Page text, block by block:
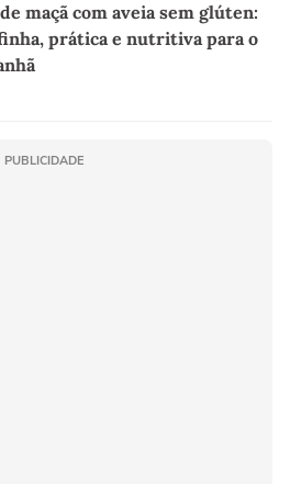
maçã com aveia sem glúten:
prática e nutritiva para o
PUBLICIDADE